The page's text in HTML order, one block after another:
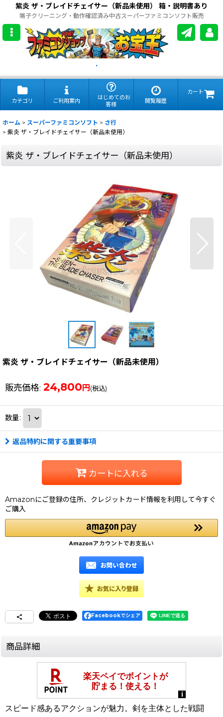
紫炎 ザ・ブレイドチェイサー（新品未使用） 箱・説明書あり
端子クリーニング・動作確認済み中古スーパーファミコンソフト販売
.
カテゴリ ご利用案内
はじめてのお
客様
閲覧履歴
カート
ホーム > スーパーファミコンソフト > さ行
> 紫炎 ザ・ブレイドチェイサー（新品未使用）
紫炎 ザ・ブレイドチェイサー（新品未使用）
紫炎 ザ・ブレイドチェイサー（新品未使用）
販売価格: 24,800 円 (税込)
数量:
返品特約に関する重要事項
カートに入れる
Amazonにご登録の住所、クレジットカード情報を利用して今すぐ
ご購入
Facebookでシェア
商品詳細
スピード感あるアクションが魅力。剣を主体とした戦闘